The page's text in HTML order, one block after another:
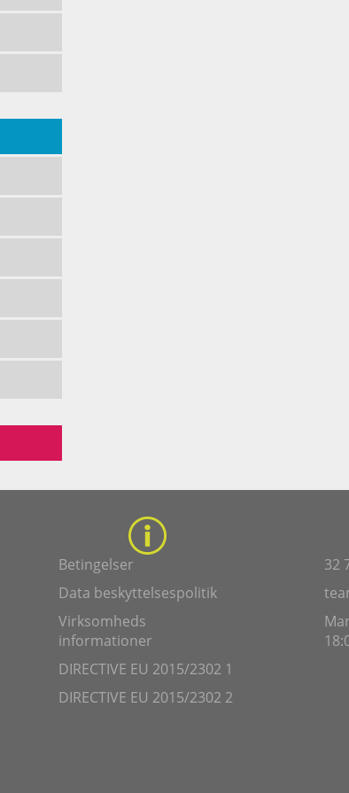
Betingelser
Data beskyttelsespolitik
Virksomheds
informationer
DIRECTIVE EU 2015/2302 1
DIRECTIVE EU 2015/2302 2
32